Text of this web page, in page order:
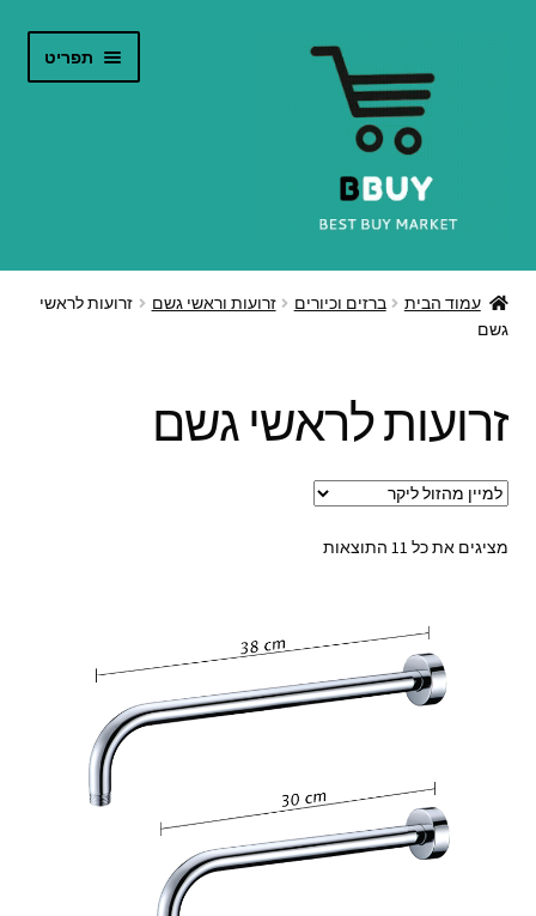
תפריט
חנות אינטרנט
את
קטלוג מוצרים
עמוד הבית ברזים וכיורים זרועות וראשי גשם
זרועות לראשי
גשם
זרועות לראשי גשם
מציגים את כל ⁦11⁩ התוצאות
ממוין
ליקר